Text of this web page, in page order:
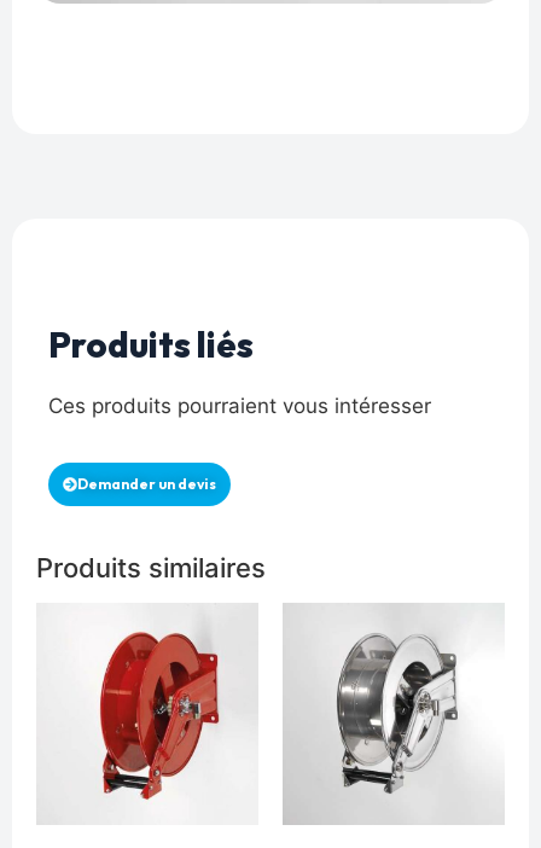
Produits liés
Ces produits pourraient vous intéresser
Demander un devis
Produits similaires